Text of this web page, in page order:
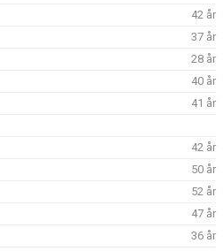
42 år
37 år
28 år
40 år
41 år
42 år
50 år
52 år
47 år
36 år